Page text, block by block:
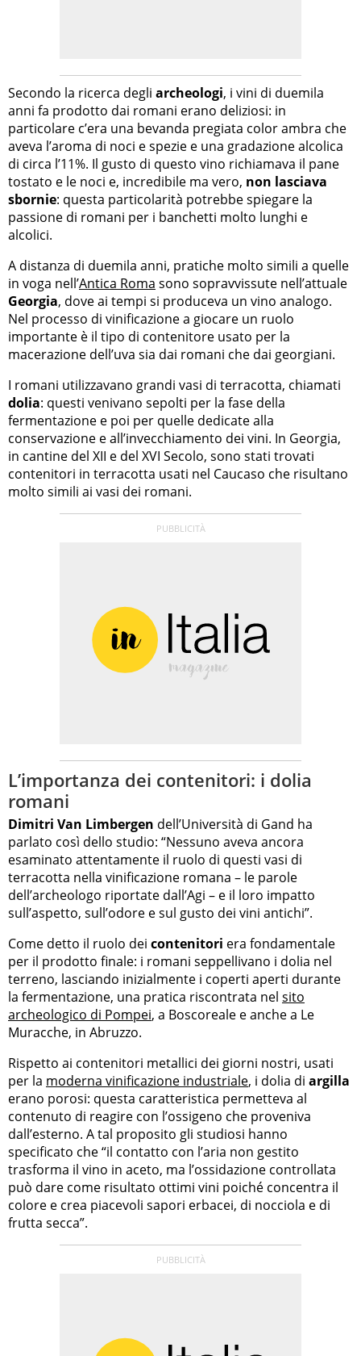
Secondo la ricerca degli archeologi, i vini di duemila
anni fa prodotto dai romani erano deliziosi: in
particolare c’era una bevanda pregiata color ambra che
aveva l’aroma di noci e spezie e una gradazione alcolica
di circa l’11%. Il gusto di questo vino richiamava il pane
tostato e le noci e, incredibile ma vero, non lasciava
sbornie: questa particolarità potrebbe spiegare la
passione di romani per i banchetti molto lunghi e
alcolici.
A distanza di duemila anni, pratiche molto simili a quelle
in voga nell’Antica Roma sono sopravvissute nell’attuale
Georgia, dove ai tempi si produceva un vino analogo.
Nel processo di vinificazione a giocare un ruolo
importante è il tipo di contenitore usato per la
macerazione dell’uva sia dai romani che dai georgiani.
I romani utilizzavano grandi vasi di terracotta, chiamati
dolia: questi venivano sepolti per la fase della
fermentazione e poi per quelle dedicate alla
conservazione e all’invecchiamento dei vini. In Georgia,
in cantine del XII e del XVI Secolo, sono stati trovati
contenitori in terracotta usati nel Caucaso che risultano
molto simili ai vasi dei romani.
L’importanza dei contenitori: i dolia
romani
Dimitri Van Limbergen dell’Università di Gand ha
parlato così dello studio: “Nessuno aveva ancora
esaminato attentamente il ruolo di questi vasi di
terracotta nella vinificazione romana – le parole
dell’archeologo riportate dall’Agi – e il loro impatto
sull’aspetto, sull’odore e sul gusto dei vini antichi”.
Come detto il ruolo dei contenitori era fondamentale
per il prodotto finale: i romani seppellivano i dolia nel
terreno, lasciando inizialmente i coperti aperti durante
la fermentazione, una pratica riscontrata nel sito
archeologico di Pompei, a Boscoreale e anche a Le
Muracche, in Abruzzo.
Rispetto ai contenitori metallici dei giorni nostri, usati
per la moderna vinificazione industriale, i dolia di argilla
erano porosi: questa caratteristica permetteva al
contenuto di reagire con l’ossigeno che proveniva
dall’esterno. A tal proposito gli studiosi hanno
specificato che “il contatto con l’aria non gestito
trasforma il vino in aceto, ma l’ossidazione controllata
può dare come risultato ottimi vini poiché concentra il
colore e crea piacevoli sapori erbacei, di nocciola e di
frutta secca”.